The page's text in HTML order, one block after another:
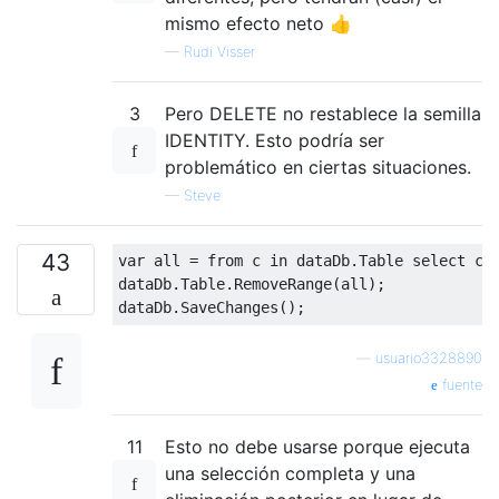
mismo efecto neto 👍
— Rudi Visser
3
Pero DELETE no restablece la semilla
IDENTITY. Esto podría ser
problemático en ciertas situaciones.
— Steve
43 var all = from c in dataDb.Table select c
dataDb.Table. RemoveRange(all );
dataDb. SaveChanges ();
usuario3328890
fuente
11
Esto no debe usarse porque ejecuta
una selección completa y una